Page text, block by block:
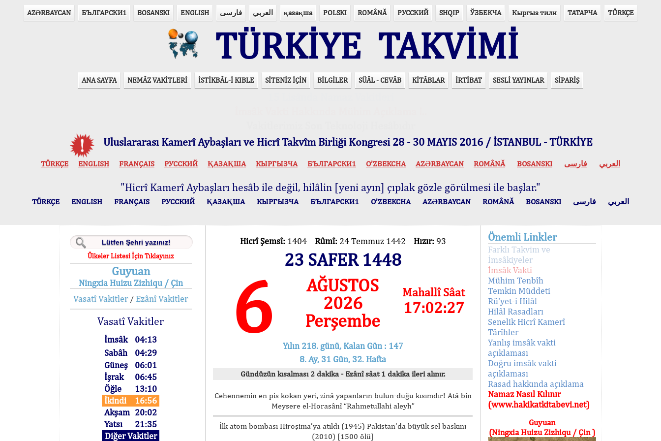
AZӘRBAYCAN БЪЛГАРСКИ1 BOSANSKI ENGLISH فارسی العربي қазақша POLSKI ROMÂNĂ РУССКИЙ SHQIP ЎЗБЕКЧА Кыргыз тили ТАТАРЧА TÜRKÇE
TÜRKİYE TAKVİMİ
ANA SAYFA NEMÂZ VAKİTLERİ İSTİKBÂL-İ KIBLE SİTENİZ İÇİN BİLGİLER SÜÂL - CEVÂB KİTÂBLAR İRTİBAT SESLİ YAYINLAR SİPARİŞ
Uluslararası Kamerî Aybaşları ve Hicrî Takvîm Birliği Kongresi 28 - 30 MAYIS 2016 / İSTANBUL - TÜRKİYE
TÜRKÇE ENGLISH FRANÇAIS РУССКИЙ ҚАЗАҚША КЫPГЫЗЧA БЪЛГАРСКИ1 O’ZBEKCHA AZӘRBAYCAN ROMÂNĂ BOSANSKI العربي فارسی
"Hicrî Kamerî Aybaşları hesâb ile değil, hilâlin [yeni ayın] çıplak gözle görülmesi ile başlar."
TÜRKÇE ENGLISH FRANÇAIS РУССКИЙ ҚАЗАҚША КЫPГЫЗЧA БЪЛГАРСКИ1 O’ZBEKCHA AZӘRBAYCAN ROMÂNĂ BOSANSKI العربي فارسی
Ülkeler Listesi İçin Tıklayınız
Guyuan
Ningxia Huizu Zizhiqu / Çin
Vasatî Vakitler/ Ezânî Vakitler
Vasatî Vakitler
İmsâk
04:13
Sabâh
04:29
Güneş
06:01
İşrak
06:45
Öğle
13:10
İkindi
16:56
Akşam 20:02
Yatsı
21:35
Diğer Vakitler
Hicrî Şemsî: 1404 Rûmî: 24 Temmuz 1442 Hızır: 93
23 SAFER 1448
6
AĞUSTOS
2026
Perşembe
Mahallî Sâat
17:02:27
Yılın 218. günü, Kalan Gün : 147
8. Ay, 31 Gün, 32. Hafta
Gündüzün kısalması 2 dakika - Ezânî sâat 1 dakika ileri alınır.
Cehennemin en pis kokan yeri, zinâ yapanların bulun-duğu kısımdır! Atâ bin
Meysere el-Horasânî “Rahmetullahi aleyh”
İlk atom bombası Hiroşima’ya atıldı (1945) Pakistan’da büyük sel baskını
(2010) [1500 ölü]
Önemli Linkler
Farklı Takvim ve
İmsâkiyeler
İmsâk Vakti
Mühim Tenbîh
Temkin Müddeti
Rü'yet-i Hilâl
Hilâl Rasadları
Senelik Hicrî Kamerî
Târîhler
Yanlış imsâk vakti
açıklaması
Doğru imsâk vakti
açıklaması
Rasad hakkında açıklama
Namaz Nasıl Kılınır
(www.hakikatkitabevi.net)
Guyuan
(Ningxia Huizu Zizhiqu / Çin )